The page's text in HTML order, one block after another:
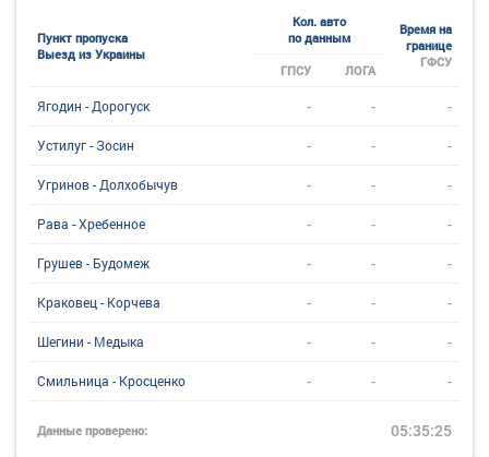
Пункт пропуска
Выезд из Украины
Кол. авто
по данным
Время на
границе
ГФСУ
ГПСУ ЛОГА
Ягодин - Дорогуск - - -
Устилуг - Зосин - - -
Угринов - Долхобычув - - -
Рава - Хребенное - - -
Грушев - Будомеж - - -
Краковец - Корчева - - -
Шегини - Медыка - - -
Смильница - Кросценко - - -
Данные проверено: 05:35:25